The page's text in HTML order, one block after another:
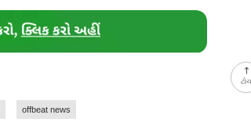
offbeat news